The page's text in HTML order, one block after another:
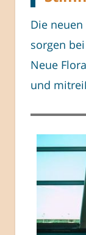
Die
sorgen
Neue
und